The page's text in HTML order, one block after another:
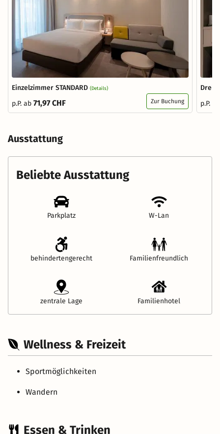
Einzelzimmer STANDARD (Details)
p.P. ab 71,97 CHF Zur Buchung
p.P.
Ausstattung
Beliebte Ausstattung
Parkplatz W-Lan
behindertengerecht Familienfreundlich
zentrale Lage Familienhotel
Wellness & Freizeit
Sportmöglichkeiten
Wandern
Essen & Trinken